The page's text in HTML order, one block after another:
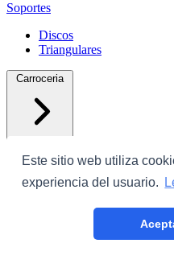
Este sitio web utiliza
experiencia del usuario.
Soportes
Discos
Triangulares
Carroceria
Plastico Con Cinta